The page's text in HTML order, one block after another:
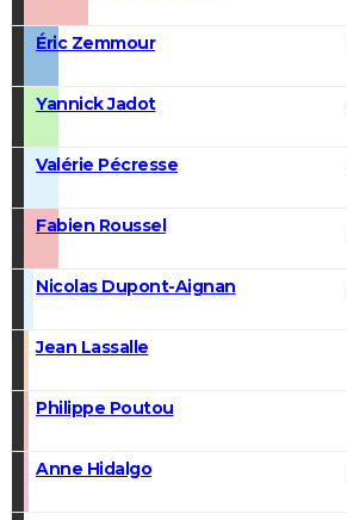
Éric Zemmour
Yannick Jadot
Valérie Pécresse
Fabien Roussel
Nicolas Dupont-Aignan
Jean Lassalle
Philippe Poutou
Anne Hidalgo